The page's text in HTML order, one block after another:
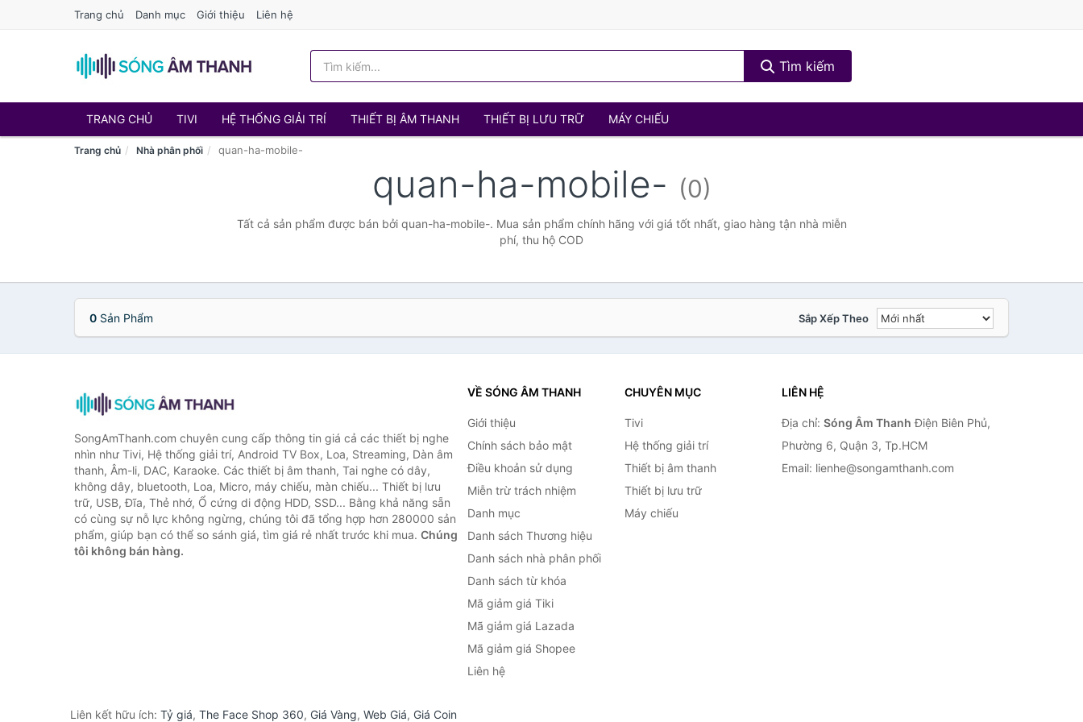
Trang chủ Danh mục Giới thiệu Liên hệ
Tìm kiếm
TRANG CHỦ TIVI HỆ THỐNG GIẢI TRÍ THIẾT BỊ ÂM THANH THIẾT BỊ LƯU TRỮ MÁY CHIẾU
Trang chủ Nhà phân phối quan-ha-mobile-
quan-ha-mobile- (0)
Tất cả sản phẩm được bán bởi quan-ha-mobile-. Mua sản phẩm chính hãng với giá tốt nhất, giao hàng tận nhà miễn
phí, thu hộ COD
0 Sản Phẩm Sắp Xếp Theo
SongAmThanh.com chuyên cung cấp thông tin giá cả các thiết bị nghe
nhìn như Tivi, Hệ thống giải trí, Android TV Box, Loa, Streaming, Dàn âm
thanh, Âm-li, DAC, Karaoke. Các thiết bị âm thanh, Tai nghe có dây,
không dây, bluetooth, Loa, Micro, máy chiếu, màn chiếu... Thiết bị lưu
trữ, USB, Đĩa, Thẻ nhớ, Ổ cứng di động HDD, SSD... Bằng khả năng sẵn
có cùng sự nỗ lực không ngừng, chúng tôi đã tổng hợp hơn 280000 sản
phẩm, giúp bạn có thể so sánh giá, tìm giá rẻ nhất trước khi mua. Chúng
tôi không bán hàng.
VỀ SÓNG ÂM THANH
Giới thiệu
Chính sách bảo mật
Điều khoản sử dụng
Miễn trừ trách nhiệm
Danh mục
Danh sách Thương hiệu
Danh sách nhà phân phối
Danh sách từ khóa
Mã giảm giá Tiki
Mã giảm giá Lazada
Mã giảm giá Shopee
Liên hệ
CHUYÊN MỤC
Tivi
Hệ thống giải trí
Thiết bị âm thanh
Thiết bị lưu trữ
Máy chiếu
LIÊN HỆ
Địa chỉ: Sóng Âm Thanh Điện Biên Phủ,
Phường 6, Quận 3, Tp.HCM
Email: lienhe@songamthanh.com
Liên kết hữu ích: Tỷ giá, The Face Shop 360, Giá Vàng, Web Giá, Giá Coin